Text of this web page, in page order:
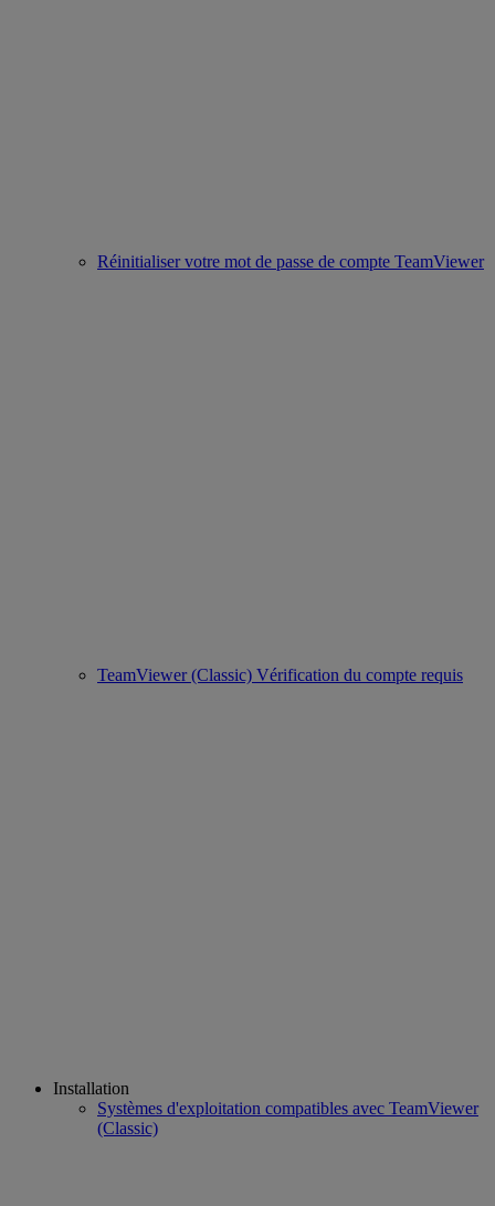
Réinitialiser votre mot de passe de compte TeamViewer
TeamViewer (Classic) Vérification du compte requis
Installation
Systèmes d'exploitation compatibles avec TeamViewer
(Classic)